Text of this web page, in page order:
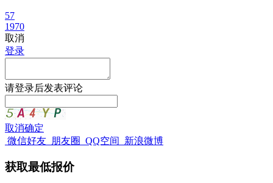
57
1970
取消
登录
请登录后发表评论
取消确定
微信好友 朋友圈 QQ空间 新浪微博
获取最低报价